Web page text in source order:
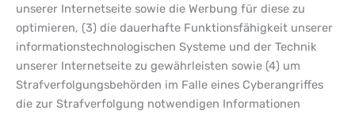
unserer Internetseite sowie die Werbung für diese zu
optimieren, (3) die dauerhafte Funktionsfähigkeit unserer
informationstechnologischen Systeme und der Technik
unserer Internetseite zu gewährleisten sowie (4) um
Strafverfolgungsbehörden im Falle eines Cyberangriffes
die zur Strafverfolgung notwendigen Informationen